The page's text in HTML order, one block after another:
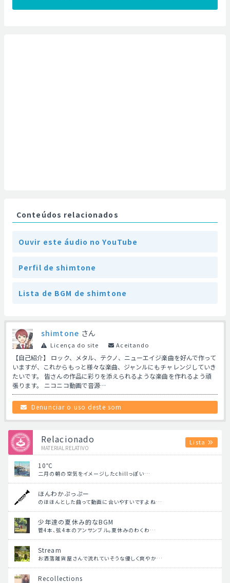
Conteúdos relacionados
Ouvir este áudio no YouTube
Perfil de shimtone
Lista de BGM de shimtone
shimtone さん
Licença do site Aceitando
【自己紹介】 ロック、メタル、テクノ、ニューエイジ楽曲を好んで作って
いますが、これからもっと様々な楽曲、ジャンルにもチャレンジしていき
たいです。 皆さんの作品に彩りを添えられるような楽曲を作れるよう頑
張ります。 ニコニコ動画で音源…
Denunciar o uso deste som
Relacionado
MATERIAL RELATIVO
Lista
10℃
二月の朝の空気をイメージしたchillっぽい…
ほんわかぷっぷー
のほほんとした曲って動画に合いやすいですよね…
少年達の夏休み的なBGM
管4本、弦4本のアンサンブル。夏休みのわくわ…
Stream
お洒落雑貨屋さんで流れていそうな優しく爽やか…
Recollections